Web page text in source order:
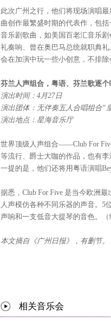
此次广州之行，他们将现场演唱
曲创作最繁盛时期的代表作，包
音乐剧歌曲，如美国百老汇音乐
礼奏响、曾在奥巴马总统就职典
会在加演中玩一些小创意，不排除
芬兰人声组合，粤语、芬兰歌逐个
演出时间：4月27日
演出团体：无伴奏五人合唱组合“
演出地点：星海音乐厅
世界顶级人声组合——Club For
等流行、爵士大咖的作品，也有
一提的是，他们还将用粤语演唱
据悉，Club For Five 是当今欧洲
人声模仿各种不同乐器的声音。5
声响和一支低音大提琴的音色。
本文摘自《广州日报》，有删节。
相关音乐会